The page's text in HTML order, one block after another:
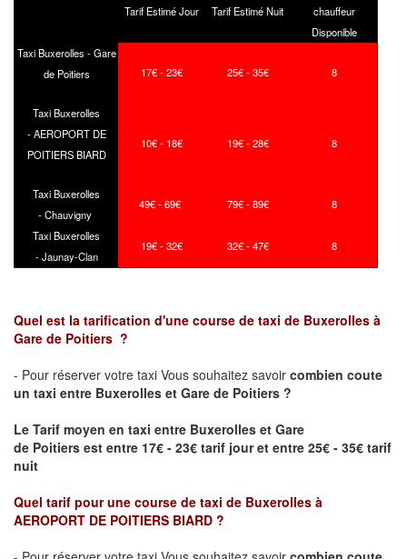
Tarif Estimé Jour
Tarif Estimé Nuit
chauffeur
Disponible
Taxi Buxerolles - Gare
de Poitiers
17€ - 23€ 25€ - 35€ 8
Taxi Buxerolles
- AEROPORT DE
POITIERS BIARD
10€ - 18€ 19€ - 28€ 8
Taxi Buxerolles
- Chauvigny
49€ - 69€ 79€ - 89€ 8
Taxi Buxerolles
- Jaunay-Clan
19€ - 32€ 32€ - 47€ 8
Quel est la tarification d'une course de taxi de Buxerolles à
Gare de Poitiers ?
- Pour réserver votre taxi Vous souhaitez savoir combien coute
un taxi entre Buxerolles et Gare de Poitiers ?
Le Tarif moyen en taxi entre Buxerolles et Gare
de Poitiers est entre 17€ - 23€ tarif jour et entre 25€ - 35€ tarif
nuit
Quel tarif pour une course de taxi de Buxerolles à
AEROPORT DE POITIERS BIARD ?